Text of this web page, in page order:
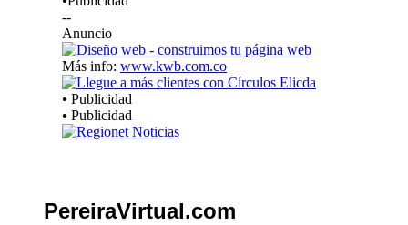
--
Anuncio
Más info: www.kwb.com.co
• Publicidad
• Publicidad
PereiraVirtual.com